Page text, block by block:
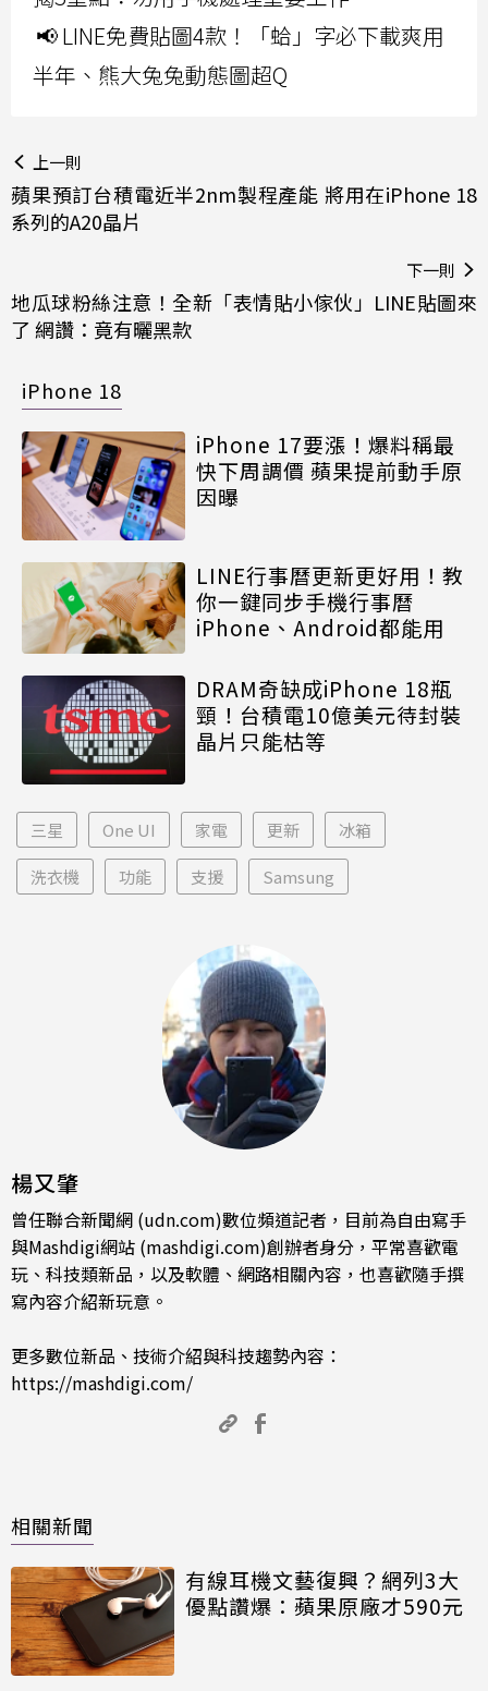
📢 LINE免費貼圖4款！「蛤」字必下載爽用
半年、熊大兔兔動態圖超Q
上一則
蘋果預訂台積電近半2nm製程產能 將用在iPhone 18
系列的A20晶片
下一則
地瓜球粉絲注意！全新「表情貼小傢伙」LINE貼圖來
了 網讚：竟有曬黑款
iPhone 18
iPhone 17要漲！爆料稱最
快下周調價 蘋果提前動手原
因曝
LINE行事曆更新更好用！教
你一鍵同步手機行事曆
iPhone、Android都能用
DRAM奇缺成iPhone 18瓶
頸！台積電10億美元待封裝
晶片只能枯等
三星 One UI 家電 更新 冰箱
洗衣機 功能 支援 Samsung
楊又肇
曾任聯合新聞網 (udn.com)數位頻道記者，目前為自由寫手
與Mashdigi網站 (mashdigi.com)創辦者身分，平常喜歡電
玩、科技類新品，以及軟體、網路相關內容，也喜歡隨手撰
寫內容介紹新玩意。
更多數位新品、技術介紹與科技趨勢內容：
https://mashdigi.com/
相關新聞
有線耳機文藝復興？網列3大
優點讚爆：蘋果原廠才590元